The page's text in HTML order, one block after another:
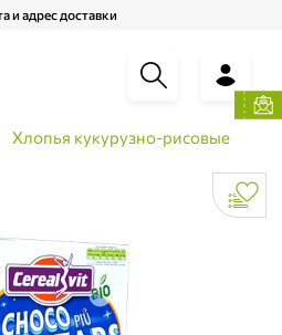
и адрес доставки
Хлопья кукурузно-рисовые